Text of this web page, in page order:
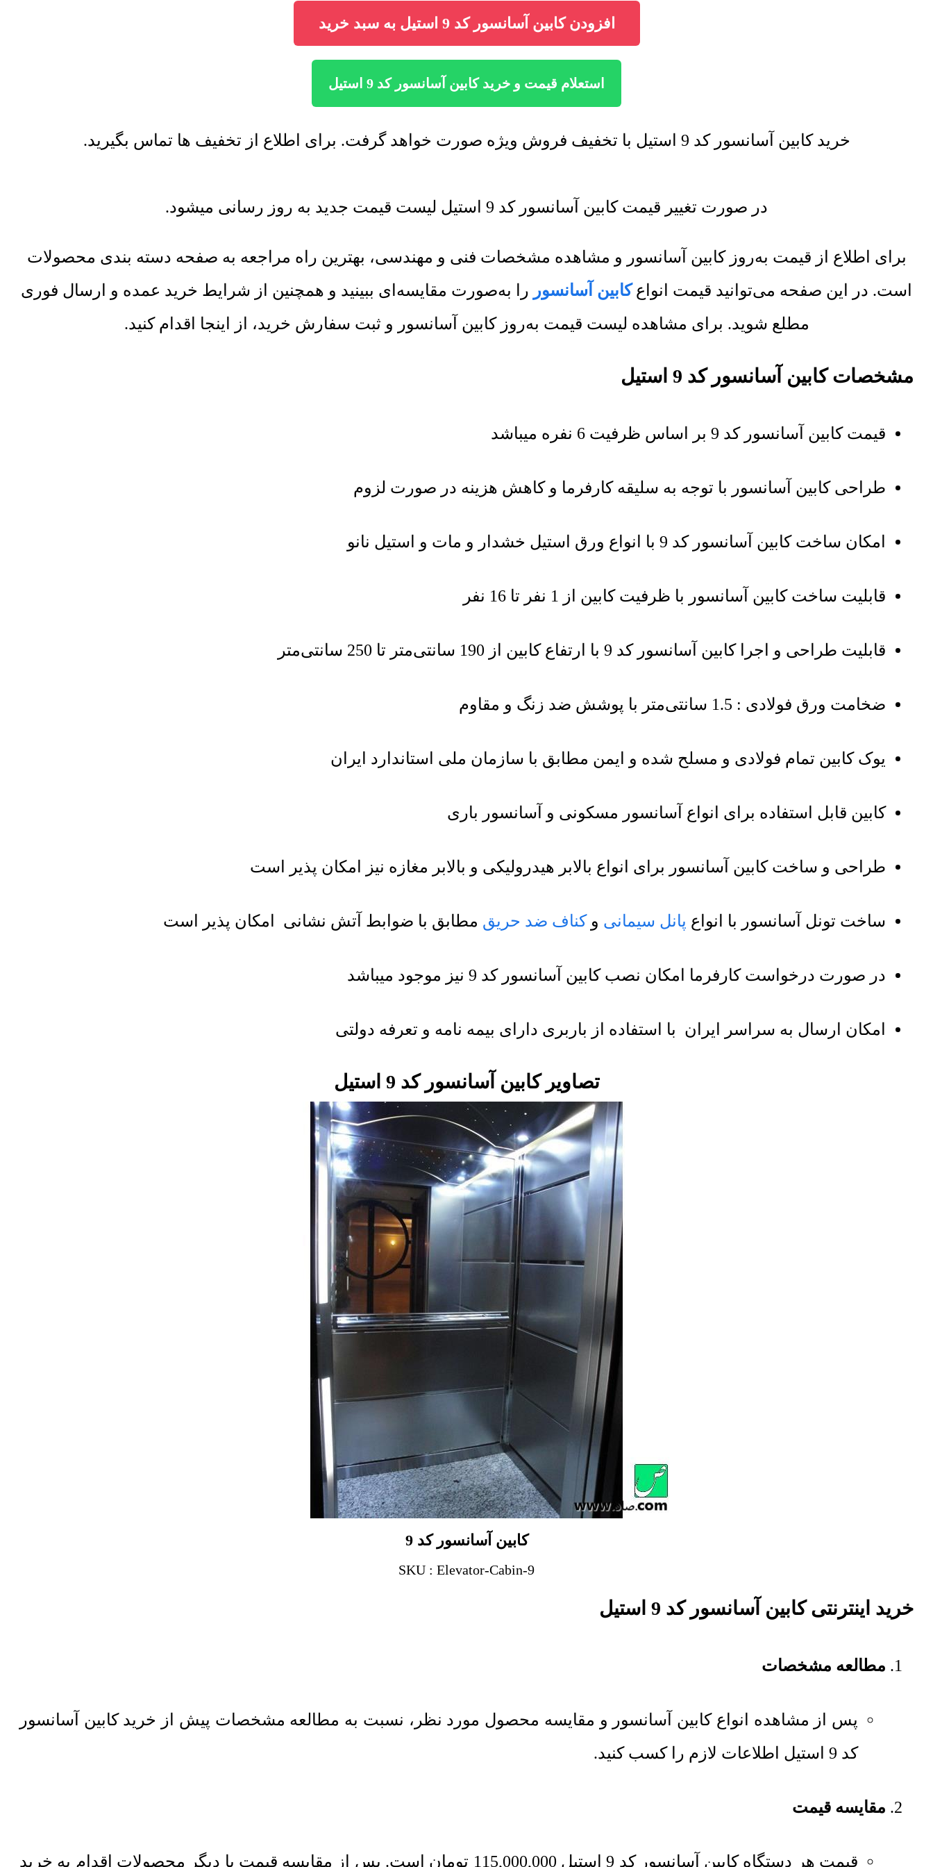
افزودن کابین آسانسور کد 9 استیل به سبد خرید
استعلام قیمت و خرید کابین آسانسور کد 9 استیل
خرید کابین آسانسور کد 9 استیل با تخفیف فروش ویژه صورت خواهد گرفت. برای اطلاع از تخفیف ها تماس بگیرید.
در صورت تغییر قیمت کابین آسانسور کد 9 استیل لیست قیمت جدید به روز رسانی میشود.
برای اطلاع از قیمت به‌روز کابین آسانسور و مشاهده مشخصات فنی و مهندسی، بهترین راه مراجعه به صفحه دسته بندی محصولات
است. در این صفحه می‌توانید قیمت انواعکابین آسانسور را به‌صورت مقایسه‌ای ببینید و همچنین از شرایط خرید عمده و ارسال فوری
مطلع شوید. برای مشاهده لیست قیمت به‌روز کابین آسانسور و ثبت سفارش خرید، از اینجا اقدام کنید.
مشخصات کابین آسانسور کد 9 استیل
قیمت کابین آسانسور کد 9 بر اساس ظرفیت 6 نفره میباشد
طراحی کابین آسانسور با توجه به سلیقه کارفرما و کاهش هزینه در صورت لزوم
امکان ساخت کابین آسانسور کد 9 با انواع ورق استیل خشدار و مات و استیل نانو
قابلیت ساخت کابین آسانسور با ظرفیت کابین از 1 نفر تا 16 نفر
قابلیت طراحی و اجرا کابین آسانسور کد 9 با ارتفاع کابین از 190 سانتی‌متر تا 250 سانتی‌متر
ضخامت ورق فولادی : 1.5 سانتی‌متر با پوشش ضد زنگ و مقاوم
یوک کابین تمام فولادی و مسلح شده و ایمن مطابق با سازمان ملی استاندارد ایران
کابین قابل استفاده برای انواع آسانسور مسکونی و آسانسور باری
طراحی و ساخت کابین آسانسور برای انواع بالابر هیدرولیکی و بالابر مغازه نیز امکان پذیر است
ساخت تونل آسانسور با انواع پانل سیمانی وکناف ضد حریق مطابق با ضوابط آتش نشانی امکان پذیر است
در صورت درخواست کارفرما امکان نصب کابین آسانسور کد 9 نیز موجود میباشد
امکان ارسال به سراسر ایران با استفاده از باربری دارای بیمه نامه و تعرفه دولتی
تصاویر کابین آسانسور کد 9 استیل
کابین آسانسور کد 9
SKU : Elevator-Cabin-9
خرید اینترنتی کابین آسانسور کد 9 استیل
مطالعه مشخصات
پس از مشاهده انواع کابین آسانسور و مقایسه محصول مورد نظر، نسبت به مطالعه مشخصات پیش از خرید کابین آسانسور
کد 9 استیل اطلاعات لازم را کسب کنید.
مقایسه قیمت
قیمت هر دستگاه کابین آسانسور کد 9 استیل 115,000,000 تومان است. پس از مقایسه قیمت با دیگر محصولات اقدام به خرید